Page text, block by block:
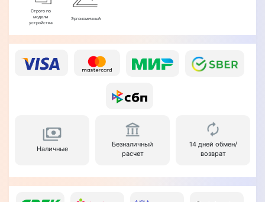
Строго по
модели
устройства
Эргономичный
Наличные
Безналичный
расчет
14 дней обмен/
возврат